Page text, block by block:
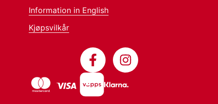
Information in English
Kjøpsvilkår